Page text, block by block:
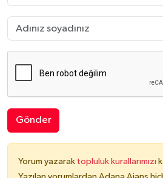
Gönder
Yorum yazarak topluluk kurallarımızı